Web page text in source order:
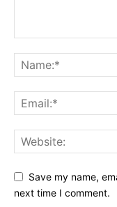
Save my name,
next time I comment.